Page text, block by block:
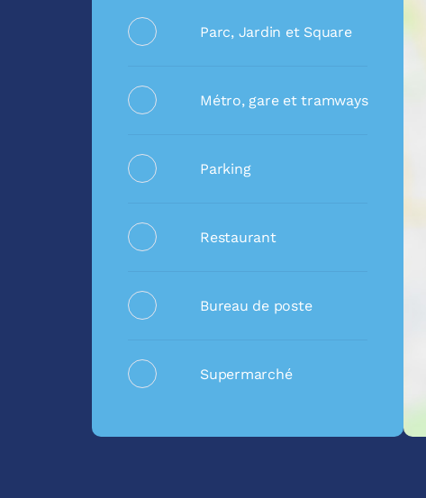
Parc, Jardin et Square
Métro, gare et tramways
Parking
Restaurant
Bureau de poste
Supermarché